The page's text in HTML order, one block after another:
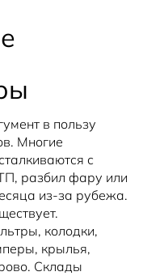
в пользу
Многие
с
разбил фару или
из-за рубежа.
колодки,
крылья,
Склады